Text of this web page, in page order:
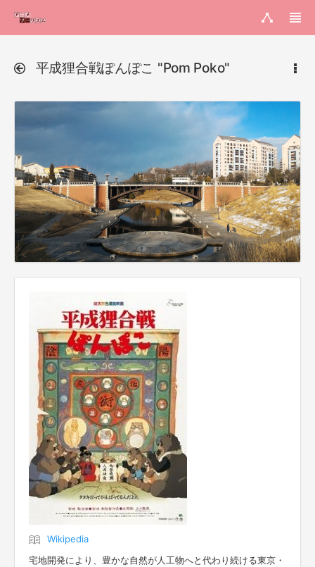
平成狸合戦ぽんぽこ "Pom Poko"
Wikipedia
宅地開発により、豊かな自然が人工物へと代わり続ける東京・